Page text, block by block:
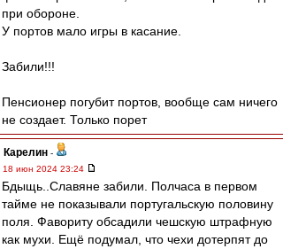
при обороне.
У портов мало игры в касание.
Забили!!!
Пенсионер погубит портов, вообще сам ничего
не создает. Только порет
Карелин -
18 июн 2024 23:24
Бдыщь..Славяне забили. Полчаса в первом
тайме не показывали португальскую половину
поля. Фавориту обсадили чешскую штрафную
как мухи. Ещё подумал, что чехи дотерпят до